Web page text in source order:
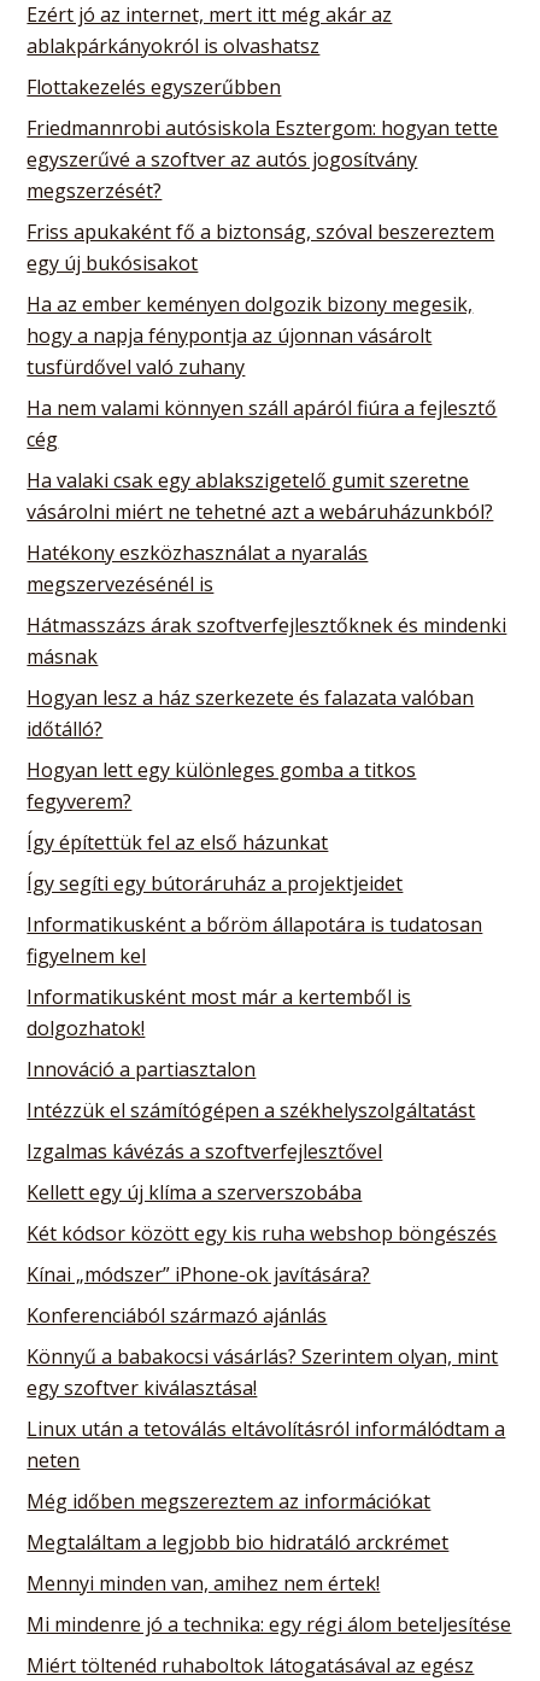
Ezért jó az internet, mert itt még akár az
ablakpárkányokról is olvashatsz
Flottakezelés egyszerűbben
Friedmannrobi autósiskola Esztergom: hogyan tette
egyszerűvé a szoftver az autós jogosítvány
megszerzését?
Friss apukaként fő a biztonság, szóval beszereztem
egy új bukósisakot
Ha az ember keményen dolgozik bizony megesik,
hogy a napja fénypontja az újonnan vásárolt
tusfürdővel való zuhany
Ha nem valami könnyen száll apáról fiúra a fejlesztő
cég
Ha valaki csak egy ablakszigetelő gumit szeretne
vásárolni miért ne tehetné azt a webáruházunkból?
Hatékony eszközhasználat a nyaralás
megszervezésénél is
Hátmasszázs árak szoftverfejlesztőknek és mindenki
másnak
Hogyan lesz a ház szerkezete és falazata valóban
időtálló?
Hogyan lett egy különleges gomba a titkos
fegyverem?
Így építettük fel az első házunkat
Így segíti egy bútoráruház a projektjeidet
Informatikusként a bőröm állapotára is tudatosan
figyelnem kel
Informatikusként most már a kertemből is
dolgozhatok!
Innováció a partiasztalon
Intézzük el számítógépen a székhelyszolgáltatást
Izgalmas kávézás a szoftverfejlesztővel
Kellett egy új klíma a szerverszobába
Két kódsor között egy kis ruha webshop böngészés
Kínai „módszer” iPhone-ok javítására?
Konferenciából származó ajánlás
Könnyű a babakocsi vásárlás? Szerintem olyan, mint
egy szoftver kiválasztása!
Linux után a tetoválás eltávolításról informálódtam a
neten
Még időben megszereztem az információkat
Megtaláltam a legjobb bio hidratáló arckrémet
Mennyi minden van, amihez nem értek!
Mi mindenre jó a technika: egy régi álom beteljesítése
Miért töltenéd ruhaboltok látogatásával az egész